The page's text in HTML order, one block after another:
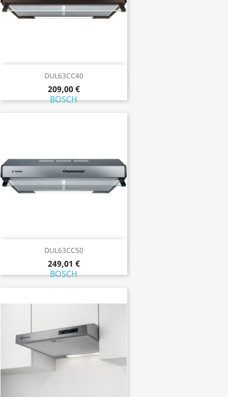
DUL63CC40
209,00 €
BOSCH
DUL63CC50
249,01 €
BOSCH